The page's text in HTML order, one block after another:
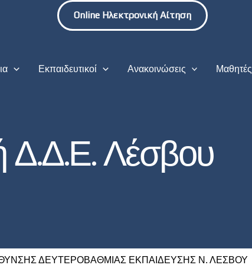
Online Ηλεκτρονική Αίτηση
Εκπαιδευτικοί Ανακοινώσεις Μαθητές
Δ.Δ.Ε. Λέσβου
ΔΕΥΤΕΡΟΒΑΘΜΙΑΣ ΕΚΠΑΙΔΕΥΣΗΣ Ν. ΛΕΣΒΟΥ